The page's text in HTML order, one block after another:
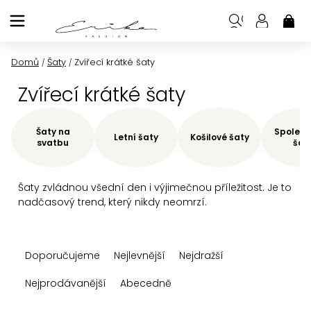
na
Domů / Šaty / Zvířecí krátké šaty
Zvířecí krátké šaty
Šaty zvládnou všední den i výjimečnou příležitost. Je to
nadčasový trend, který nikdy neomrzí.
Šaty na
svatbu
Letní šaty Košilové šaty
aDoporučujeme Nejlevnější
Nejdražší
Nejprodávanější
Abecedně